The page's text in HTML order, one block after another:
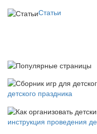
Статьи
детского праздника
инструкция проведения